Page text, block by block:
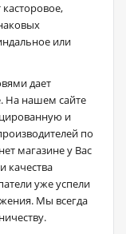
или
дает
На нашем сайте
и
по
магазине у Вас
качества
уже успели
Мы всегда